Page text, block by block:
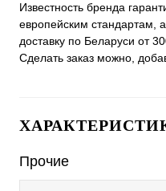
Известность бренда
европейским стандартам,
доставку по Беларуси от
Сделать заказ можно,
Прочие